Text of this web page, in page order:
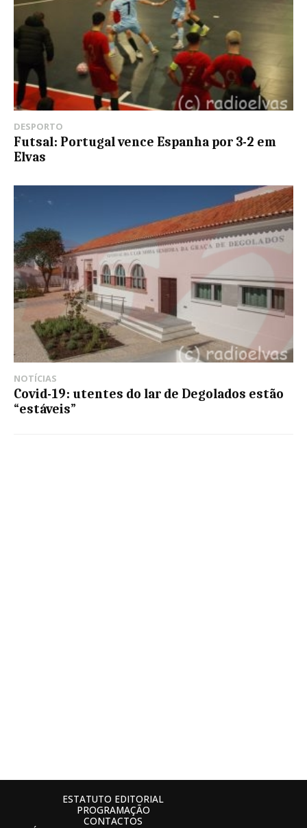
DESPORTO
Futsal: Portugal vence Espanha por 3-2 em
Elvas
NOTÍCIAS
Covid-19: utentes do lar de Degolados estão
“estáveis”
ESTATUTO EDITORIAL
PROGRAMAÇÃO
CONTACTOS